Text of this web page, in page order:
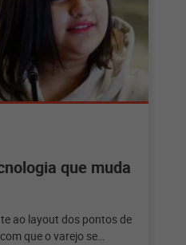
que muda
ao layout dos pontos de
que o varejo se